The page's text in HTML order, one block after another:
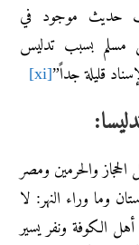
حديث موجود في
مسلم بسبب تدليس
قليلة جداً”[xi]
والحرمين ومصر
وما وراء النهر: لا
أهل الكوفة ونفر يسير